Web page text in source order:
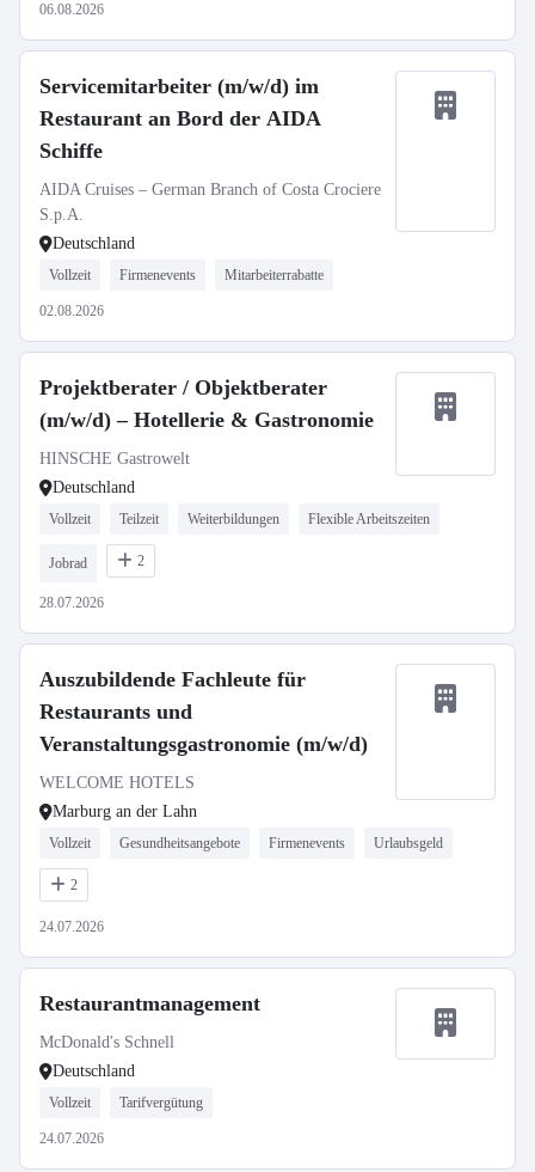
06.08.2026
Servicemitarbeiter (m/w/d) im
Restaurant an Bord der AIDA
Schiffe
AIDA Cruises – German Branch of Costa Crociere
S.p.A.
Deutschland
Vollzeit Firmenevents Mitarbeiterrabatte
02.08.2026
Projektberater / Objektberater
(m/w/d) – Hotellerie & Gastronomie
HINSCHE Gastrowelt
Deutschland
Vollzeit Teilzeit Weiterbildungen Flexible Arbeitszeiten
Jobrad 2
28.07.2026
Auszubildende Fachleute für
Restaurants und
Veranstaltungsgastronomie (m/w/d)
WELCOME HOTELS
Marburg an der Lahn
Vollzeit Gesundheitsangebote Firmenevents Urlaubsgeld
2
24.07.2026
Restaurantmanagement
McDonald's Schnell
Deutschland
Vollzeit Tarifvergütung
24.07.2026